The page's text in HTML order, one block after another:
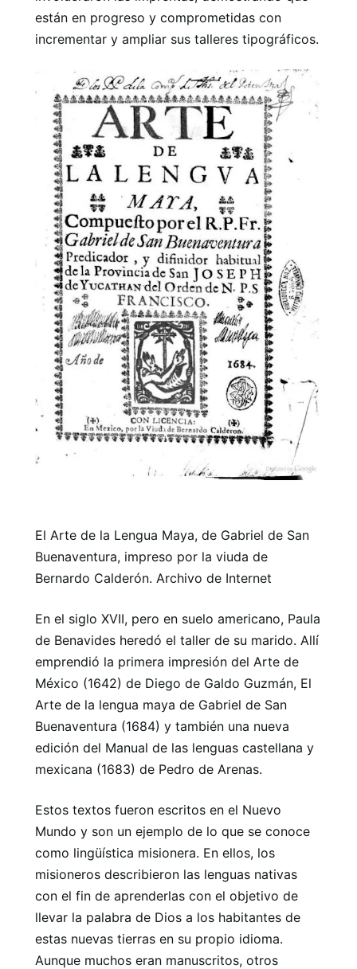
están en progreso y comprometidas con
incrementar y ampliar sus talleres tipográficos.
El Arte de la Lengua Maya, de Gabriel de San
Buenaventura, impreso por la viuda de
Bernardo Calderón. Archivo de Internet
En el siglo XVII, pero en suelo americano, Paula
de Benavides heredó el taller de su marido. Allí
emprendió la primera impresión del Arte de
México (1642) de Diego de Galdo Guzmán, El
Arte de la lengua maya de Gabriel de San
Buenaventura (1684) y también una nueva
edición del Manual de las lenguas castellana y
mexicana (1683) de Pedro de Arenas.
Estos textos fueron escritos en el Nuevo
Mundo y son un ejemplo de lo que se conoce
como lingüística misionera. En ellos, los
misioneros describieron las lenguas nativas
con el fin de aprenderlas con el objetivo de
llevar la palabra de Dios a los habitantes de
estas nuevas tierras en su propio idioma.
Aunque muchos eran manuscritos, otros